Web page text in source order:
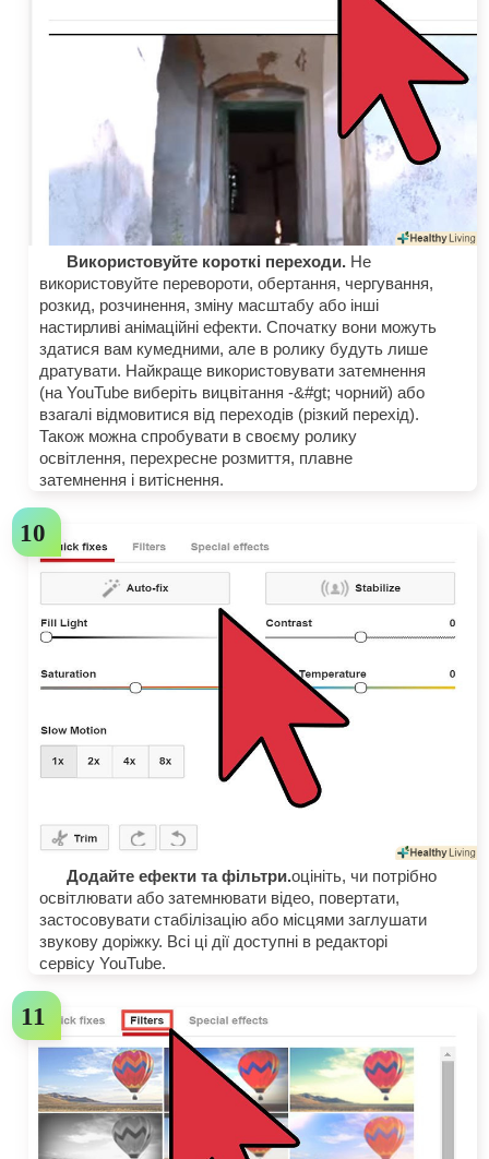
Використовуйте короткі переходи. Не
використовуйте перевороти, обертання, чергування,
розкид, розчинення, зміну масштабу або інші
настирливі анімаційні ефекти. Спочатку вони можуть
здатися вам кумедними, але в ролику будуть лише
дратувати. Найкраще використовувати затемнення
(на YouTube виберіть вицвітання -&#gt; чорний) або
взагалі відмовитися від переходів (різкий перехід).
Також можна спробувати в своєму ролику
освітлення, перехресне розмиття, плавне
затемнення і витіснення.
Додайте ефекти та фільтри.оцініть, чи потрібно
освітлювати або затемнювати відео, повертати,
застосовувати стабілізацію або місцями заглушати
звукову доріжку. Всі ці дії доступні в редакторі
сервісу YouTube.